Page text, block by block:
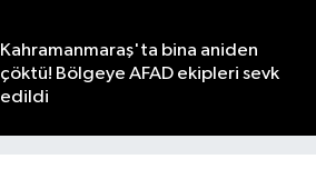
Kahramanmaraş'ta bina aniden
çöktü! Bölgeye AFAD ekipleri sevk
edildi